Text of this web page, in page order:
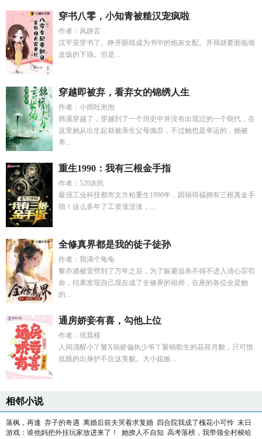
穿书八零，小知青被糙汉宠疯啦
作者：风静言
沈平安穿书了。睁开眼睛成为书中的炮灰女配。开局就要面临领
盒饭的下场。但是...
穿越即被弃，看弃女的锦绣人生
作者：小雨吐泡泡
韩溪穿越了，穿越到了一个历史中并没有出现过的一个朝代，在
这里她从出生起就被亲生父母抛弃，不过她也是幸运的，她被
养...
重生1990：我有三根金手指
作者：520农民
最强工业科技都市文方柏重生1990年，因祸得福拥有三根真金手
指！这么多年了工资涨没涨，...
全修真界都是我的徒子徒孙
作者：我滴个龟龟
黎亦酒被雷劈到了万年之后，为了躲避追杀不得不进入清心宗苟
命，结果发现自己现在成了全修界的祖师，在座的各位全是她
的...
通房娇妾有喜，勾他上位
作者：绾晨槿
人间清醒小丫鬟X病娇偏执少爷丫鬟锦歌生的花容月貌，只可惜
低贱的出身护不住这美貌。大小姐嫉...
相邻小说
落枫，再逢 弃子的奇遇 离婚后前夫哭着求复婚 四合院我成了槐花小可怜 末日
游戏：谁他妈把外挂玩家放进来了！
她撩人不自知 高考落榜，我带领全村梭哈